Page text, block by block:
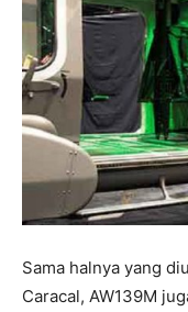
Sama halnya yang
Caracal, AW139M